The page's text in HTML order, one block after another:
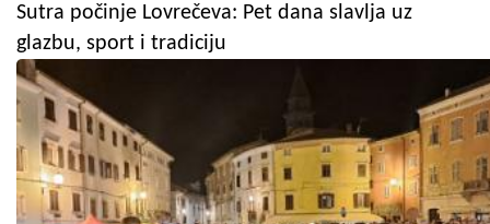
Sutra počinje Lovrečeva: Pet dana slavlja uz
glazbu, sport i tradiciju